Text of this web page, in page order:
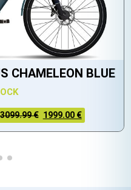
CHAMELEON BLUE
3099.99 € 1999.00 €